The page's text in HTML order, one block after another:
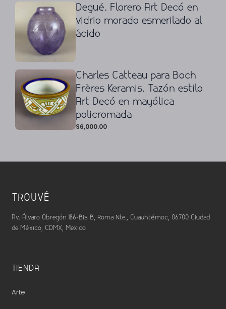
Degué. Florero Art Decó en
vidrio morado esmerilado al
ácido
Charles Catteau para Boch
Frères Keramis. Tazón estilo
Art Decó en mayólica
policromada
$6,000.00
TROUVÉ
Av. Álvaro Obregón 186-Bis B, Roma Nte., Cuauhtémoc, 06700 Ciudad
de México, CDMX, Mexico
TIENDA
Arte